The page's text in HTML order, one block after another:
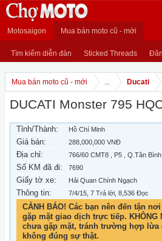
Motosaigon Mua bán moto cũ - mới
Tìm kiếm diễn đàn Sticked Threads
Mua bán moto cũ - mới ... Ducati
DUCATI Monster 795
Tỉnh/Thành: Hồ Chí Minh
Giá bán: 288,000,000 VNĐ
Địa chỉ: 766/60 CMT8 , P5 , Q.Tân
Số KM đã đi: 7690
Giấy tờ xe: Hải Quan Chính Ngạch
Thông tin: 7/4/15 , 7 Trả lời, 8,536 Đọc
CẢNH BÁO! Các bạn nên đến tận
gặp mặt giao dịch trực tiếp. KHÔNG
chưa gặp mặt, tránh trường hợp lừa
không đúng sự thật.